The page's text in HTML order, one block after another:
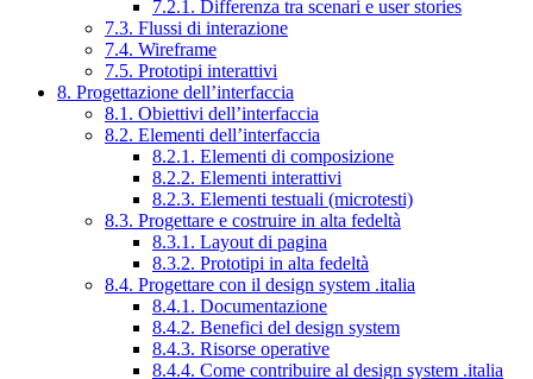
7.2.1. Differenza tra scenari e user stories
7.3. Flussi di interazione
7.4. Wireframe
7.5. Prototipi interattivi
8. Progettazione dell’interfaccia
8.1. Obiettivi dell’interfaccia
8.2. Elementi dell’interfaccia
8.2.1. Elementi di composizione
8.2.2. Elementi interattivi
8.2.3. Elementi testuali (microtesti)
8.3. Progettare e costruire in alta fedeltà
8.3.1. Layout di pagina
8.3.2. Prototipi in alta fedeltà
8.4. Progettare con il design system .italia
8.4.1. Documentazione
8.4.2. Benefici del design system
8.4.3. Risorse operative
8.4.4. Come contribuire al design system .italia